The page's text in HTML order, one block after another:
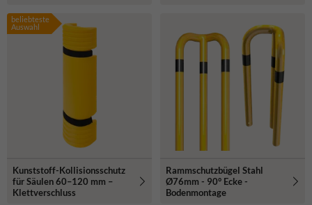
beliebteste
Auswahl
Kunststoff-Kollisionsschutz
für Säulen 60–120 mm –
Klettverschluss
Rammschutzbügel Stahl
Ø76mm - 90° Ecke -
Bodenmontage